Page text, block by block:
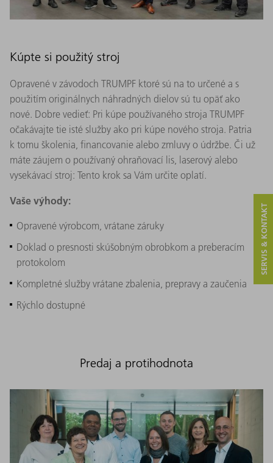
Kúpte si použitý stroj
Opravené v závodoch TRUMPF ktoré sú na to určené a s
použitím originálnych náhradných dielov sú tu opäť ako
nové. Dobre vedieť: Pri kúpe používaného stroja TRUMPF
očakávajte tie isté služby ako pri kúpe nového stroja. Patria
k tomu školenia, financovanie alebo zmluvy o údržbe. Či už
máte záujem o používaný ohraňovací lis, laserový alebo
vysekávací stroj: Tento krok sa Vám určite oplatí.
Vaše výhody:
Opravené výrobcom, vrátane záruky
Doklad o presnosti skúšobným obrobkom a preberacím
protokolom
Kompletné služby vrátane zbalenia, prepravy a zaučenia
Rýchlo dostupné
Predaj a protihodnota
SERVIS & KONTAKT